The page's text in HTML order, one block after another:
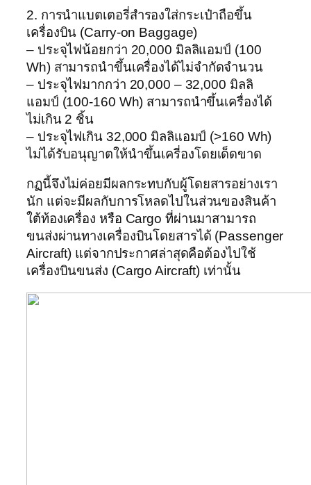
2. การนำแบตเตอรี่สำรองใส่กระเป๋าถือขึ้น
เครื่องบิน (Carry-on Baggage)
– ประจุไฟน้อยกว่า 20,000 มิลลิแอมป์ (100
Wh) สามารถนำขึ้นเครื่องได้ไม่จำกัดจำนวน
– ประจุไฟมากกว่า 20,000 – 32,000 มิลลิ
แอมป์ (100-160 Wh) สามารถนำขึ้นเครื่องได้
ไม่เกิน 2 ชิ้น
– ประจุไฟเกิน 32,000 มิลลิแอมป์ (>160 Wh)
ไม่ได้รับอนุญาตให้นำขึ้นเครี่องโดยเด็ดขาด
กฏนี้จึงไม่ค่อยมีผลกระทบกับผู้โดยสารอย่างเรา
นัก แต่จะมีผลกับการโหลดไปในส่วนของสินค้า
ใต้ท้องเครื่อง หรือ Cargo ที่ผ่านมาสามารถ
ขนส่งผ่านทางเครื่องบินโดยสารได้ (Passenger
Aircraft) แต่จากประกาศล่าสุดคือต้องไปใช้
เครื่องบินขนส่ง (Cargo Aircraft) เท่านั้น